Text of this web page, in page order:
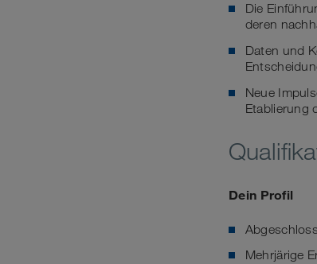
Die
deren
Daten und
Neue
Etablierung
Dein Profil
Mehrjärige